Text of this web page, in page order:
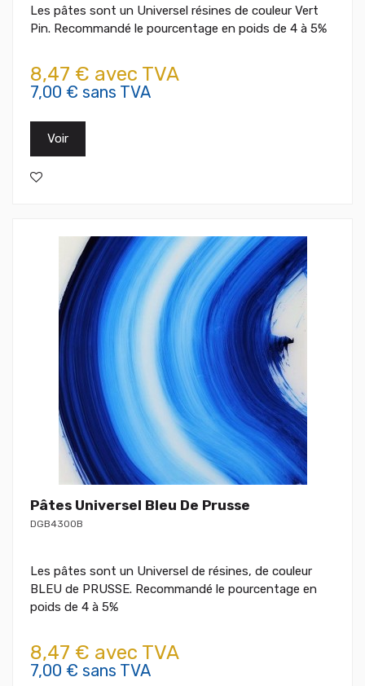
Les pâtes sont un Universel résines de couleur Vert
Pin. Recommandé le pourcentage en poids de 4 à 5%
8,47 € avec TVA
7,00 € sans TVA
Voir
Pâtes Universel Bleu De Prusse
DGB4300B
Les pâtes sont un Universel de résines, de couleur
BLEU de PRUSSE. Recommandé le pourcentage en
poids de 4 à 5%
8,47 € avec TVA
7,00 € sans TVA